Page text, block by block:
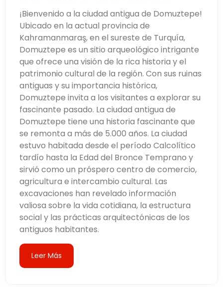
¡Bienvenido a la ciudad antigua de Domuztepe!
Ubicado en la actual provincia de
Kahramanmaraş, en el sureste de Turquía,
Domuztepe es un sitio arqueológico intrigante
que ofrece una visión de la rica historia y el
patrimonio cultural de la región. Con sus ruinas
antiguas y su importancia histórica,
Domuztepe invita a los visitantes a explorar su
fascinante pasado. La ciudad antigua de
Domuztepe tiene una historia fascinante que
se remonta a más de 5.000 años. La ciudad
estuvo habitada desde el período Calcolítico
tardío hasta la Edad del Bronce Temprano y
sirvió como un próspero centro de comercio,
agricultura e intercambio cultural. Las
excavaciones han revelado información
valiosa sobre la vida cotidiana, la estructura
social y las prácticas arquitectónicas de los
antiguos habitantes.
Leer Más